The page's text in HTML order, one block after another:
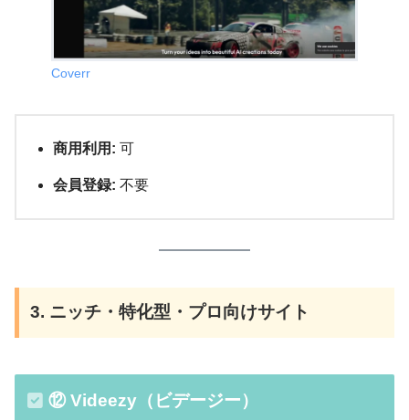
Coverr
商用利用: 可
会員登録: 不要
3. ニッチ・特化型・プロ向けサイト
⑫ Videezy（ビデージー）